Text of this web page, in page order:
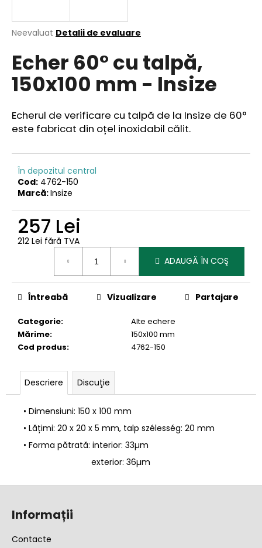
Evaluarea
a
produsului
este
0,0
5
stele.
Neevaluat Detalii de evaluare
Echer 60° cu talpă,
150x100 mm - Insize
Echerul de verificare cu talpă de la Insize de 60°
este fabricat din oțel inoxidabil călit.
În depozitul central
Cod: 4762-150
Marcă:Insize
257 Lei
212 Lei fără TVA
ADAUGĂ ÎN COŞ
Categorie:
Alte echere
Mărime:
150x100 mm
Cod produs: 4762-150
Întreabă Vizualizare Partajare
Descriere Discuţie
• Dimensiuni: 150 x 100 mm
• Lățimi: 20 x 20 x 5 mm, talp szélesség: 20 mm
• Forma pătrată: interior: 33µm
exterior: 36µm
ă
r
e
o
m
n
d
ă
m
Informații
Contacte